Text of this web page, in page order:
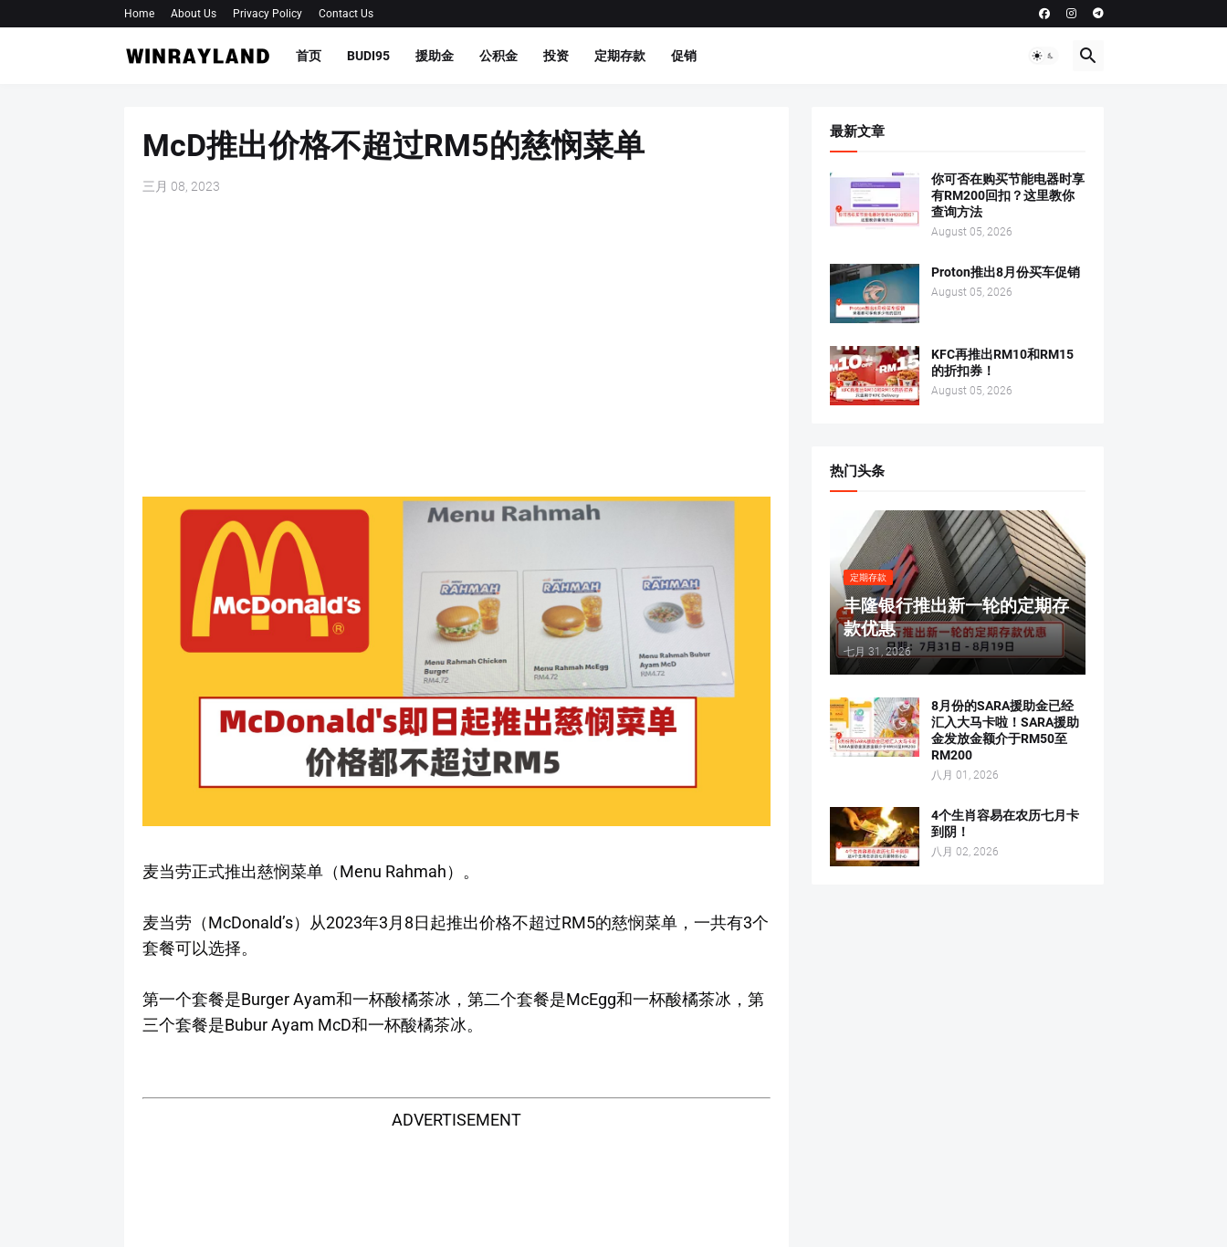
Home About Us Privacy Policy Contact Us
首页 BUDI95 援助金 公积金 投资 定期存款 促销
McD推出价格不超过RM5的慈悯菜单
三月 08, 2023
麦当劳正式推出慈悯菜单（Menu Rahmah）。
麦当劳（McDonald’s）从2023年3月8日起推出价格不超过RM5的慈悯菜单，一共有3个
套餐可以选择。
第一个套餐是Burger Ayam和一杯酸橘茶冰，第二个套餐是McEgg和一杯酸橘茶冰，第
三个套餐是Bubur Ayam McD和一杯酸橘茶冰。
ADVERTISEMENT
最新文章
你可否在购买节能电器时享
有RM200回扣？这里教你
查询方法
August 05, 2026
Proton推出8月份买车促销
August 05, 2026
KFC再推出RM10和RM15
的折扣券！
August 05, 2026
热门头条
定期存款
丰隆银行推出新一轮的定期存
款优惠
七月 31, 2026
8月份的SARA援助金已经
汇入大马卡啦！SARA援助
金发放金额介于RM50至
RM200
八月 01, 2026
4个生肖容易在农历七月卡
到阴！
八月 02, 2026